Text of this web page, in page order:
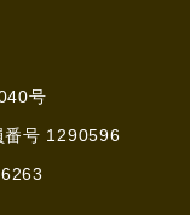
号
番号 1290596